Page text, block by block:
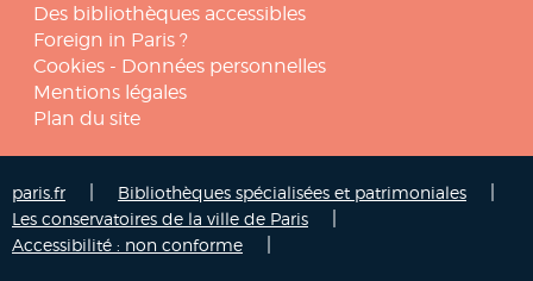
Des bibliothèques accessibles
Foreign in Paris ?
Cookies - Données personnelles
Mentions légales
Plan du site
paris.fr Bibliothèques spécialisées et patrimoniales
Les conservatoires de la ville de Paris
Accessibilité : non conforme